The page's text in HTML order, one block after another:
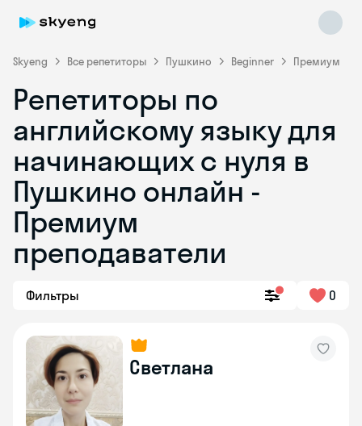
Skyeng Все репетиторы Пушкино Beginner Премиум
Репетиторы по
английскому языку для
начинающих с нуля в
Пушкино онлайн -
Премиум
преподаватели
Фильтры 0
Светлана
online